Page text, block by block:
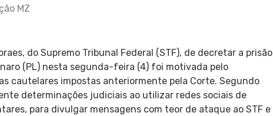
MZ
do Supremo Tribunal Federal (STF), de decretar a prisão
(PL) nesta segunda-feira (4) foi motivada pelo
cautelares impostas anteriormente pela Corte. Segundo
determinações judiciais ao utilizar redes sociais de
para divulgar mensagens com teor de ataque ao STF e